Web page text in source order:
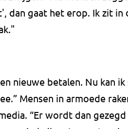
dan gaat het erop. Ik zit in
nieuwe betalen. Nu kan
Mensen in armoede
“Er wordt dan